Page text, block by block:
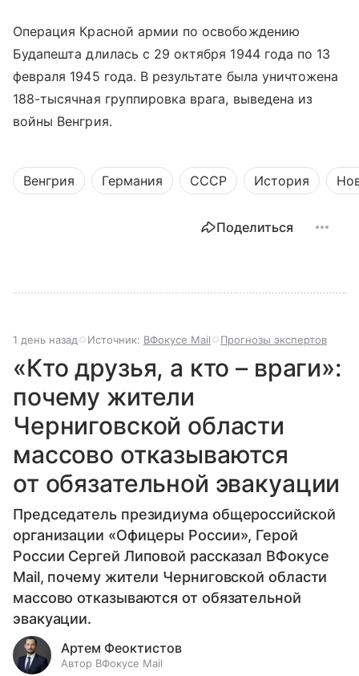
Операция Красной армии по освобождению
Будапешта длилась с 29 октября 1944 года по 13
февраля 1945 года. В результате была уничтожена
188-тысячная группировка врага, выведена из
войны Венгрия.
Венгрия Германия СССР История
Поделиться
1 день назад Источник: ВФокусе Mail Прогнозы экспертов
«Кто друзья, а кто – враги»:
почему жители
Черниговской области
массово отказываются
от обязательной эвакуации
Председатель президиума общероссийской
организации «Офицеры России», Герой
России Сергей Липовой рассказал ВФокусе
Mail, почему жители Черниговской области
массово отказываются от обязательной
эвакуации.
Артем Феоктистов
Автор ВФокусе Mail